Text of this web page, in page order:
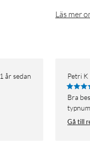
Läs mer
1 år sedan Petri K
Bra beskrivet här på sidan, att trots batteriet har flera olika
Gå till